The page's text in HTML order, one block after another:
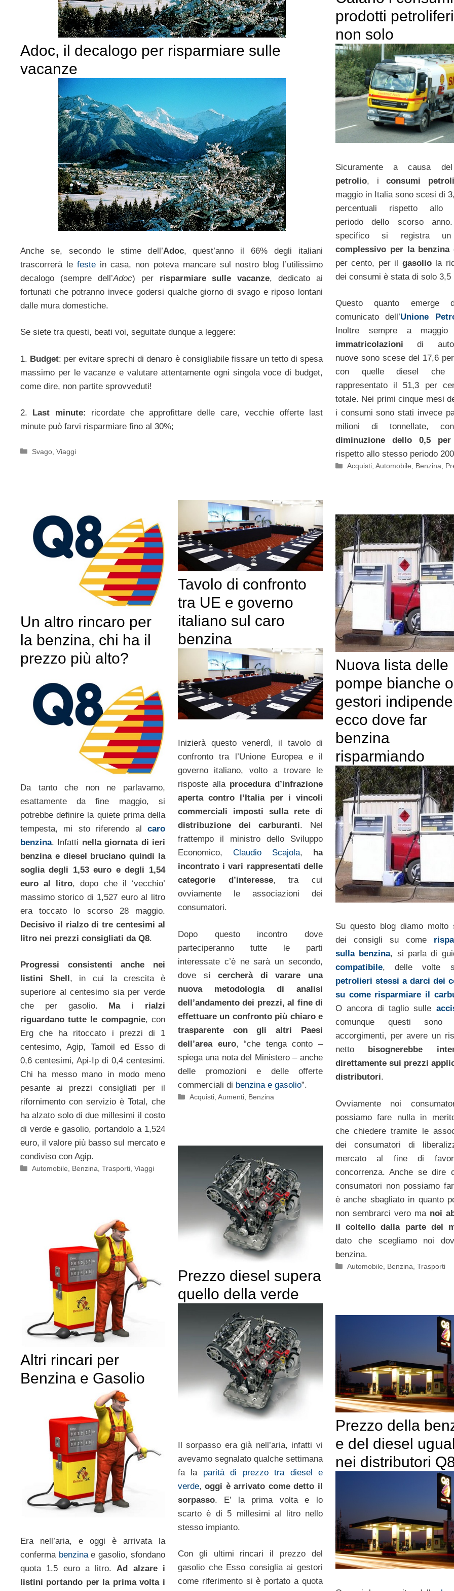
Adoc, il decalogo per risparmiare sulle
vacanze
Anche se, secondo le stime dell’Adoc, quest’anno il 66% degli italiani
trascorrerà lefeste in casa, non poteva mancare sul nostro blog l’utilissimo
decalogo (sempre dell’Adoc) per risparmiare sulle vacanze, dedicato ai
fortunati che potranno invece godersi qualche giorno di svago e riposo lontani
dalle mura domestiche.
Se siete tra questi, beati voi, seguitate dunque a leggere:
1. Budget: per evitare sprechi di denaro è consigliabile fissare un tetto di spesa
massimo per le vacanze e valutare attentamente ogni singola voce di budget,
come dire, non partite sprovveduti!
2. Last minute: ricordate che approfittare delle care, vecchie offerte last
minute può farvi risparmiare fino al 30%;
Categorie
Svago ,Viaggi
prodotti
non solo
Sicuramente a causa
petrolio, iconsumi
maggio in Italia sono scesi di
percentuali rispetto allo
periodo dello scorso
specifico si registra
complessivo per la benzina
per cento, per il gasolio la
dei consumi è stata di solo 3,5
Questo quanto emerge
comunicato dell’Unione
Inoltre sempre a
immatricolazioni di
nuove sono scese del 17,6
con quelle diesel che
rappresentato il 51,3 per
totale. Nei primi cinque mesi
i consumi sono stati invece
milioni di tonnellate,
diminuzione dello 0,5 per
rispetto allo stesso periodo
Categorie
Acquisti,Automobile, Benzina,
Un altro rincaro per
la benzina, chi ha il
prezzo più alto?
Da tanto che non ne parlavamo,
esattamente da fine maggio, si
potrebbe definire la quiete prima della
tempesta, mi sto riferendo al
caro
benzina. Infatti nella giornata di ieri
benzina e diesel bruciano quindi la
soglia degli 1,53 euro e degli 1,54
euro al litro, dopo che il ‘vecchio’
massimo storico di 1,527 euro al litro
era toccato lo scorso 28 maggio.
Decisivo il rialzo di tre centesimi al
litro nei prezzi consigliati da Q8.
Progressi consistenti anche nei
listini Shell, in cui la crescita è
superiore al centesimo sia per verde
che per gasolio. Ma i rialzi
riguardano tutte le compagnie, con
Erg che ha ritoccato i prezzi di 1
centesimo, Agip, Tamoil ed Esso di
0,6 centesimi, Api-Ip di 0,4 centesimi.
Chi ha messo mano in modo meno
pesante ai prezzi consigliati per il
rifornimento con servizio è Total, che
ha alzato solo di due millesimi il costo
di verde e gasolio, portandolo a 1,524
euro, il valore più basso sul mercato e
condiviso con Agip.
Categorie
Automobile Benzina ,Trasporti ,Viaggi
Tavolo di confronto
tra UE e governo
italiano sul caro
benzina
Inizierà questo venerdì, il tavolo di
confronto tra l’Unione Europea e il
governo italiano, volto a trovare le
risposte allaprocedura d’infrazione
aperta contro l’Italia per i vincoli
commerciali imposti sulla rete di
distribuzione dei carburanti. Nel
frattempo il ministro dello Sviluppo
Economico, Claudio Scajola,
ha
incontrato i vari rappresentati delle
categorie d’interesse, tra cui
ovviamente le associazioni dei
consumatori.
Dopo questo incontro dove
parteciperanno tutte le parti
interessate c’è ne sarà un secondo,
dove si cercherà di varare una
nuova metodologia di analisi
dell’andamento dei prezzi, al fine di
effettuare un confronto più chiaro e
trasparente con gli altri Paesi
dell’area euro, “che tenga conto –
spiega una nota del Ministero – anche
delle promozioni e delle offerte
commerciali di benzina e gasolio”.
Categorie
Acquisti ,Aumenti Benzina
Nuova lista delle
pompe bianche o
gestori
ecco dove far
benzina
risparmiando
Su questo blog diamo molto
dei consigli su come
sulla benzina, si parla di
compatibile, delle volte
petrolieri stessi a darci dei
su come risparmiare il
O ancora di taglio sulle
comunque questi sono
accorgimenti, per avere un
netto
bisognerebbe
direttamente sui prezzi
distributori.
Ovviamente noi
possiamo fare nulla in
che chiedere tramite le
dei consumatori di
mercato al fine di
concorrenza. Anche se dire
consumatori non possiamo
è anche sbagliato in quanto
non sembrarci vero ma noi
il coltello dalla parte del
dato che scegliamo noi
benzina.
Categorie
Automobile Benzina ,Trasporti
Prezzo diesel supera
quello della verde
Il sorpasso era già nell’aria, infatti vi
avevamo segnalato qualche settimana
fa la parità di prezzo tra diesel e
verde,oggi è arrivato come detto il
sorpasso. E’ la prima volta e lo
scarto è di 5 millesimi al litro nello
stesso impianto.
Con gli ultimi rincari il prezzo del
gasolio che Esso consiglia ai gestori
come riferimento si è portato a quota
Altri rincari per
Benzina e Gasolio
Era nell’aria, e oggi è arrivata la
conferma benzinae gasolio, sfondano
quota 1.5 euro a litro.Ad alzare i
listini portando per la prima volta i
Prezzo della
e del diesel
nei distributori